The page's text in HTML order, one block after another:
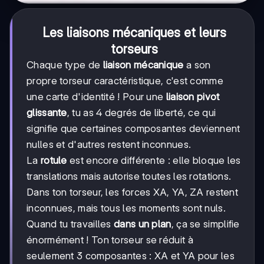
Les liaisons mécaniques et leurs
torseurs
Chaque type de liaison mécanique a son
propre torseur caractéristique, c'est comme
une carte d'identité ! Pour une liaison pivot
glissante, tu as 4 degrés de liberté, ce qui
signifie que certaines composantes deviennent
nulles et d'autres restent inconnues.
La rotule est encore différente : elle bloque les
translations mais autorise toutes les rotations.
Dans ton torseur, les forces XA, YA, ZA restent
inconnues, mais tous les moments sont nuls.
Quand tu travailles dans un plan, ça se simplifie
énormément ! Ton torseur se réduit à
seulement 3 composantes : XA et YA pour les